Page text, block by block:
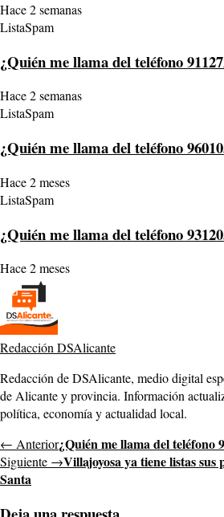
Hace 2 semanas
ListaSpam
¿Quién me llama del teléfono
Hace 2 semanas
ListaSpam
¿Quién me llama del teléfono
Hace 2 meses
ListaSpam
¿Quién me llama del teléfono
Hace 2 meses
Redacción DSAlicante
Redacción de DSAlicante, medio digital
de Alicante y provincia. Información
política, economía y actualidad local.
← Anterior¿Quién me llama del teléfono
Siguiente →Villajoyosa ya tiene listas sus
Santa